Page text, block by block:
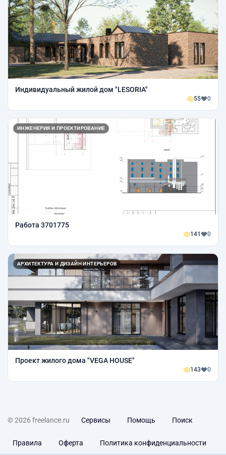
Индивидуальный жилой дом "LESORIA"
55 0
ИНЖЕНЕРИЯ И ПРОЕКТИРОВАНИЕ
Работа 3701775
141 0
АРХИТЕКТУРА И ДИЗАЙН ИНТЕРЬЕРОВ
Проект жилого дома "VEGA HOUSE"
143 0
© 2026 freelance.ru Сервисы Помощь Поиск
Правила Оферта Политика конфиденциальности